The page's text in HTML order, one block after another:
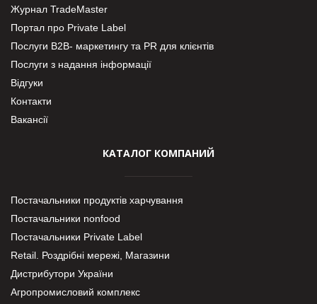
Журнал TradeMaster
Портал про Private Label
Послуги В2В- маркетингу та PR для клієнтів
Послуги з надання інформації
Відгуки
Контакти
Вакансії
КАТАЛОГ КОМПАНИЙ
Постачальники продуктів харчування
Постачальники nonfood
Постачальники Private Label
Retail. Роздрібні мережі, Магазини
Дистрибутори України
Агропромисловий комплекс